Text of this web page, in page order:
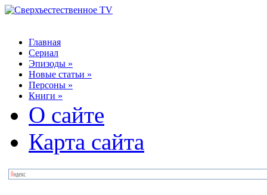
Главная
Сериал
Эпизоды »
Новые статьи »
Персоны »
Книги »
О сайте
Карта сайта